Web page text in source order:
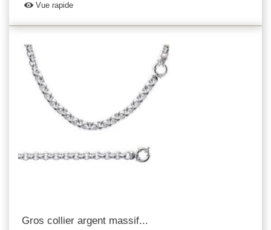
Vue rapide
Gros collier argent massif...